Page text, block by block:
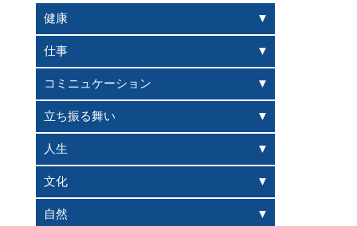
健康
仕事
コミニュケーション
立ち振る舞い
人生
文化
自然